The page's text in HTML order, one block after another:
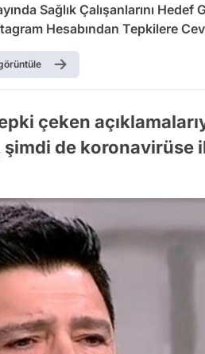
Sağlık Çalışanlarını
Hesabından Tepkilere
çeken
de koronavirüse